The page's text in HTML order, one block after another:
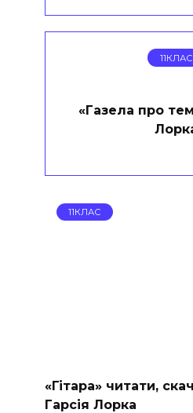
11КЛАС
«Газела про
11КЛАС
«Гітара» читати,
Гарсія Лорка